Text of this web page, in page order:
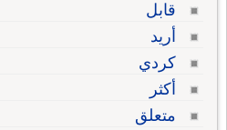
قابل
أريد
كردي
أكثر
متعلق